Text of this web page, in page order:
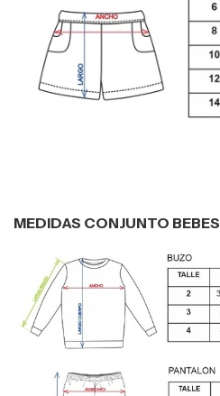
MEDIDAS CONJUNTO BEBES